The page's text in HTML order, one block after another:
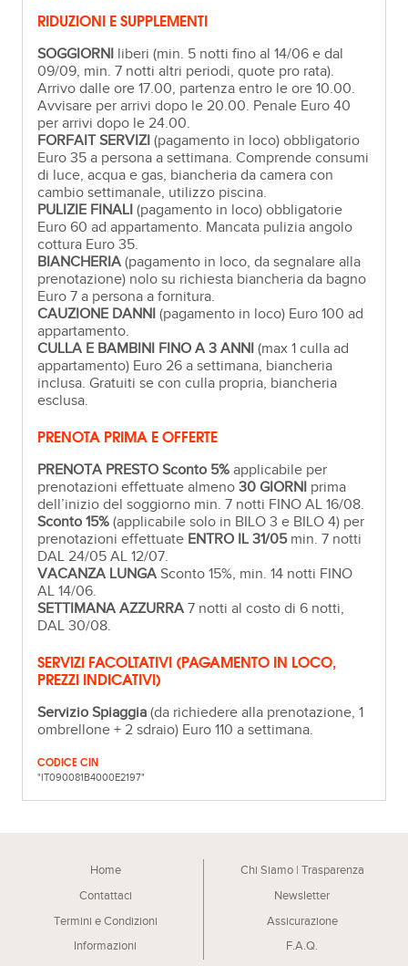
RIDUZIONI E SUPPLEMENTI
SOGGIORNI liberi (min. 5 notti fino al 14/06 e dal
09/09, min. 7 notti altri periodi, quote pro rata).
Arrivo dalle ore 17.00, partenza entro le ore 10.00.
Avvisare per arrivi dopo le 20.00. Penale Euro 40
per arrivi dopo le 24.00.
FORFAIT SERVIZI (pagamento in loco) obbligatorio
Euro 35 a persona a settimana. Comprende consumi
di luce, acqua e gas, biancheria da camera con
cambio settimanale, utilizzo piscina.
PULIZIE FINALI (pagamento in loco) obbligatorie
Euro 60 ad appartamento. Mancata pulizia angolo
cottura Euro 35.
BIANCHERIA (pagamento in loco, da segnalare alla
prenotazione) nolo su richiesta biancheria da bagno
Euro 7 a persona a fornitura.
CAUZIONE DANNI (pagamento in loco) Euro 100 ad
appartamento.
CULLA E BAMBINI FINO A 3 ANNI (max 1 culla ad
appartamento) Euro 26 a settimana, biancheria
inclusa. Gratuiti se con culla propria, biancheria
esclusa.
PRENOTA PRIMA E OFFERTE
PRENOTA PRESTO Sconto 5% applicabile per
prenotazioni effettuate almeno30 GIORNI prima
dell’inizio del soggiorno min. 7 notti FINO AL 16/08.
Sconto 15% (applicabile solo in BILO 3 e BILO 4) per
prenotazioni effettuate ENTRO IL 31/05min. 7 notti
DAL 24/05 AL 12/07.
VACANZA LUNGA Sconto 15%, min. 14 notti FINO
AL 14/06.
SETTIMANA AZZURRA 7 notti al costo di 6 notti,
DAL 30/08.
SERVIZI FACOLTATIVI (PAGAMENTO IN LOCO,
PREZZI INDICATIVI)
Servizio Spiaggia (da richiedere alla prenotazione, 1
ombrellone + 2 sdraio) Euro 110 a settimana.
CODICE CIN
"IT090081B4000E2197"
Home
Chi Siamo | Trasparenza
Contattaci
Newsletter
Termini e Condizioni
Assicurazione
Informazioni
F.A.Q.